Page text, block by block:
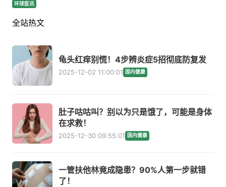
环球医讯
全站热文
龟头红痒别慌！4步辨炎症5招彻底防复发
2025-12-02 11:00:01 国内健康
肚子咕咕叫？别以为只是饿了，可能是身体
在求救！
2025-12-30 09:55:01 国内健康
一管扶他林竟成隐患？90%人第一步就错
了！